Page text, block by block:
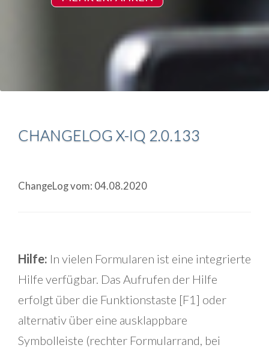
CHANGELOG X-IQ 2.0.133
ChangeLog vom: 04.08.2020
Hilfe: In vielen Formularen ist eine integrierte
Hilfe verfügbar. Das Aufrufen der Hilfe
erfolgt über die Funktionstaste [F1] oder
alternativ über eine ausklappbare
Symbolleiste (rechter Formularrand, bei